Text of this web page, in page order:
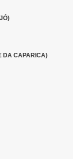
DA CAPARICA)